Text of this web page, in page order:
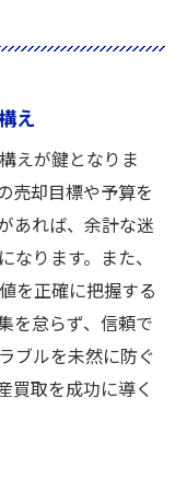
え
えが鍵となりま
売却目標や予算を
あれば、余計な迷
ります。また、
を正確に把握する
を怠らず、信頼で
ブルを未然に防ぐ
買取を成功に導く